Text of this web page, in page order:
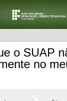
o SUAP
no